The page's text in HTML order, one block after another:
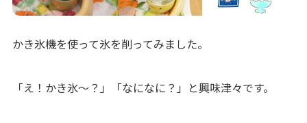
かき氷機を使って氷を削ってみました。
「え！かき氷～？」「なになに？」と興味津々です。